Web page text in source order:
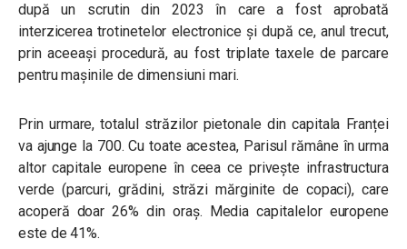
după un scrutin din 2023 în care a fost aprobată
interzicerea trotinetelor electronice și după ce, anul trecut,
prin aceeași procedură, au fost triplate taxele de parcare
pentru mașinile de dimensiuni mari.
Prin urmare, totalul străzilor pietonale din capitala Franței
va ajunge la 700. Cu toate acestea, Parisul rămâne în urma
altor capitale europene în ceea ce privește infrastructura
verde (parcuri, grădini, străzi mărginite de copaci), care
acoperă doar 26% din oraș. Media capitalelor europene
este de 41%.